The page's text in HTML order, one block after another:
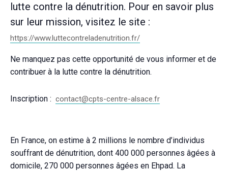
lutte contre la dénutrition. Pour en savoir plus
sur leur mission, visitez le site :
https://www.luttecontreladenutrition.fr/
Ne manquez pas cette opportunité de vous informer et de
contribuer à la lutte contre la dénutrition.
Inscription : contact@cpts-centre-alsace.fr
En France, on estime à 2 millions le nombre d’individus
souffrant de dénutrition, dont 400 000 personnes âgées à
domicile, 270 000 personnes âgées en Ehpad. La